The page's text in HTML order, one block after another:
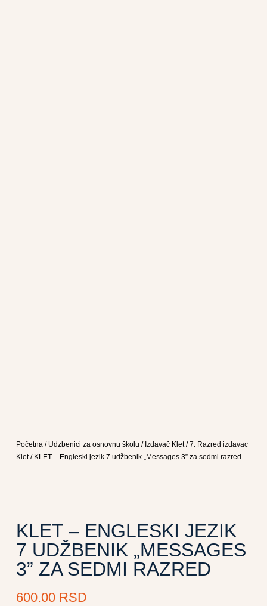
Početna/ Udzbenici za osnovnu školu / Izdavač Klet/7. Razred izdavac
Klet/ KLET – Engleski jezik 7 udžbenik „Messages 3” za sedmi razred
KLET – ENGLESKI JEZIK
7 UDŽBENIK „MESSAGES
3” ZA SEDMI RAZRED
600.00 RSD